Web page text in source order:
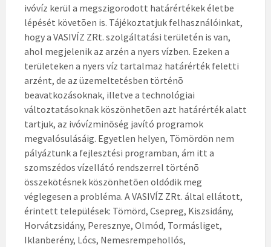
ivóvíz kerül a megszigorodott határértékek életbe
lépését követõen is. Tájékoztatjuk felhasználóinkat,
hogy a VASIVÍZ ZRt. szolgáltatási területén is van,
ahol megjelenik az arzén a nyers vízben. Ezeken a
területeken a nyers víz tartalmaz határérték feletti
arzént, de az üzemeltetésben történõ
beavatkozásoknak, illetve a technológiai
változtatásoknak köszönhetõen azt határérték alatt
tartjuk, az ivóvízminõség javító programok
megvalósulásáig. Egyetlen helyen, Tömördön nem
pályáztunk a fejlesztési programban, ám itt a
szomszédos vízellátó rendszerrel történõ
összekötésnek köszönhetõen oldódik meg
véglegesen a probléma. A VASIVÍZ ZRt. által ellátott,
érintett települések: Tömörd, Csepreg, Kiszsidány,
Horvátzsidány, Peresznye, Olmód, Tormásliget,
Iklanberény, Lócs, Nemesrempehollós,